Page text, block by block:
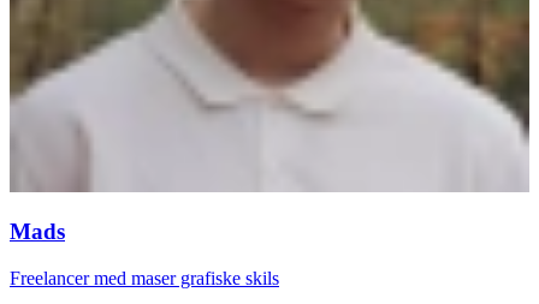
Mads
Freelancer med maser grafiske skils